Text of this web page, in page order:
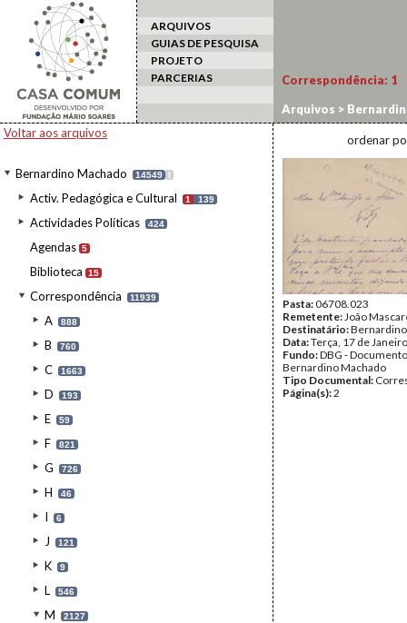
ARQUIVOS
GUIAS DE PESQUISA
PROJETO
PARCERIAS
Voltar aos arquivos
Bernardino Machado 14549 I
Activ. Pedagógica e Cultural 1 139
Actividades Políticas 424
Agendas 5
Biblioteca 15
Correspondência 11939
A 888
B 760
C 1663
D 193
E 59
F 821
G 726
H 46
I 6
J 121
K 9
L 546
M 2127
Correspondência: 1
Arquivos >
ordenar
Pasta:06708.023
Remetente:João
Destinatário:
Data:Terça, 17 de
Fundo:DBG -
Bernardino Machado
Tipo Documental:
Página(s):2